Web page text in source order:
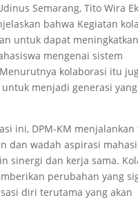
Semarang, Tito Wira
bahwa Kegiatan
untuk dapat meningkatkan
mengenai sistem
kolaborasi itu
menjadi generasi yang
ini, DPM-KM menjalankan
dan wadah aspirasi
sinergi dan kerja sama.
perubahan yang
diri terutama yang akan